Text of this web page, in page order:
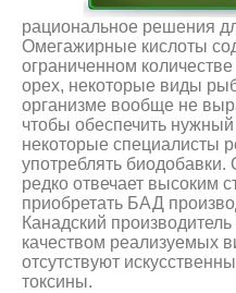
рациональное решения
Омегажирные кислоты
ограниченном
орех, некоторые виды
организме вообще не
чтобы обеспечить
некоторые специалисты
употреблять биодобавки.
редко отвечает высоким
приобретать БАД
Канадский
качеством реализуемых
отсутствуют
токсины.